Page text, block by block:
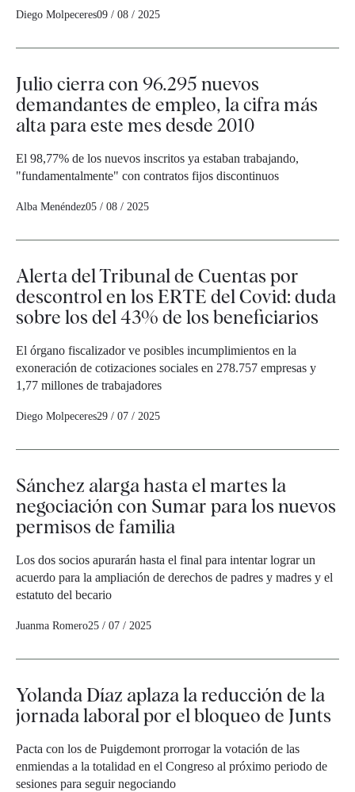
Diego Molpeceres09 / 08 / 2025
Julio cierra con 96.295 nuevos
demandantes de empleo, la cifra más
alta para este mes desde 2010
El 98,77% de los nuevos inscritos ya estaban trabajando,
"fundamentalmente" con contratos fijos discontinuos
Alba Menéndez05 / 08 / 2025
Alerta del Tribunal de Cuentas por
descontrol en los ERTE del Covid: duda
sobre los del 43% de los beneficiarios
El órgano fiscalizador ve posibles incumplimientos en la
exoneración de cotizaciones sociales en 278.757 empresas y
1,77 millones de trabajadores
Diego Molpeceres29 / 07 / 2025
Sánchez alarga hasta el martes la
negociación con Sumar para los nuevos
permisos de familia
Los dos socios apurarán hasta el final para intentar lograr un
acuerdo para la ampliación de derechos de padres y madres y el
estatuto del becario
Juanma Romero25 / 07 / 2025
Yolanda Díaz aplaza la reducción de la
jornada laboral por el bloqueo de Junts
Pacta con los de Puigdemont prorrogar la votación de las
enmiendas a la totalidad en el Congreso al próximo periodo de
sesiones para seguir negociando